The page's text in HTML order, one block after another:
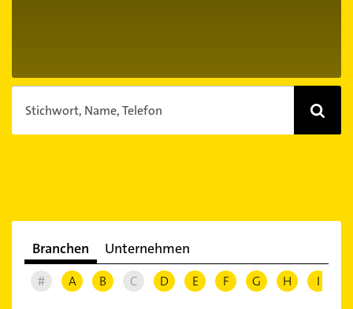
Stichwort, Name, Telefon
Branchen Unternehmen
# A B C D E F G H I